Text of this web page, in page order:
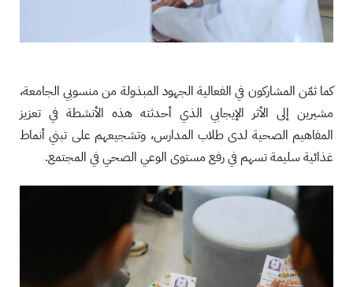
كما ثمّن المشاركون في الفعالية الجهود المبذولة من منسوبي الجامعة،
مشيرين إلى الأثر الإيجابي الذي أحدثته هذه الأنشطة في تعزيز
المفاهيم الصحية لدى طلاب المدارس، وتشجيعهم على تبني أنماط
غذائية سليمة تسهم في رفع مستوى الوعي الصحي في المجتمع.